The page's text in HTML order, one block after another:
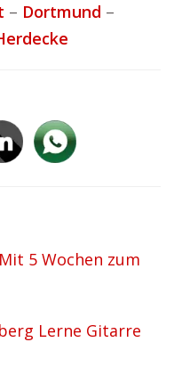
– Dortmund –
5 Wochen zum
Lerne Gitarre